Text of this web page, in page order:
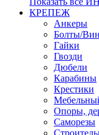
КРЕПЕЖ
Анкеры
Болты/
Гайки
Гвозди
Дюбели
Карабины
Крестики
Опоры,
Саморезы